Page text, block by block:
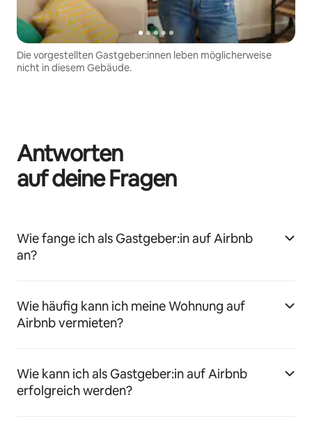
Die vorgestellten Gastgeber:innen leben möglicherweise
nicht in diesem Gebäude.
Antworten
auf deine Fragen
Wie fange ich als Gastgeber:in auf Airbnb
an?
Wie häufig kann ich meine Wohnung auf
Airbnb vermieten?
Wie kann ich als Gastgeber:in auf Airbnb
erfolgreich werden?